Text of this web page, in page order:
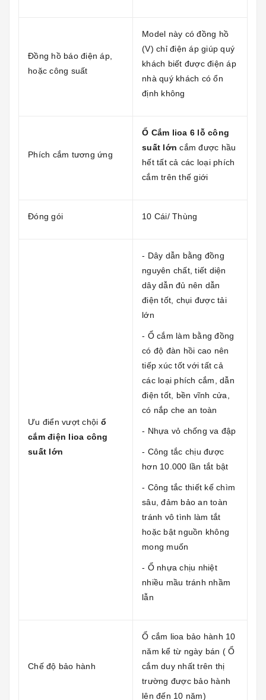
Đồng hồ báo điện áp,
hoặc công suất
Model này có đồng hồ
(V) chỉ điện áp giúp quý
khách biết được điện áp
nhà quý khách có ổn
định không
Phích cắm tương ứng
Ổ Cắm lioa 6 lỗ công
suất lớn cắm được hầu
hết tất cả các loại phích
cắm trên thế giới
Đóng gói 10 Cái/ Thùng
Ưu điển vượt chội ổ
cắm điện lioa công
suất lớn
- Dây dẫn bằng đồng
nguyên chất, tiết diện
dây dẫn đủ nên dẫn
điện tốt, chụi được tải
lớn
- Ổ cắm làm bằng đồng
có độ đàn hồi cao nên
tiếp xúc tốt với tất cả
các loại phích cắm, dẫn
điện tốt, bền vĩnh cửa,
có nắp che an toàn
- Nhựa vỏ chống va đập
- Công tắc chịu được
hơn 10.000 lần tắt bật
- Công tắc thiết kế chìm
sâu, đảm bảo an toàn
tránh vô tình làm tắt
hoặc bật nguồn không
mong muốn
- Ổ nhựa chịu nhiệt
nhiều mầu tránh nhầm
lẫn
Chế độ bảo hành
Ổ cắm lioa bảo hành 10
năm kể từ ngày bán ( Ổ
cắm duy nhất trên thị
trường được bảo hành
lên đến 10 năm)